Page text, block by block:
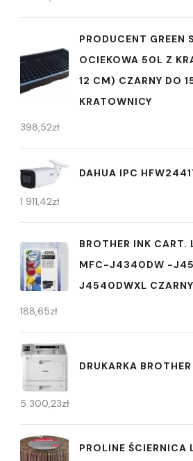
PRODUCENT GREEN
OCIEKOWA 50L Z
12 CM) CZARNY DO
KRATOWNICY
398,52zł
DAHUA IPC
1 911,42zł
BROTHER INK
MFC-J4340DW -
J4540DWXL
188,65zł
DRUKARKA
5 300,23zł
PROLINE ŚCIERNICA